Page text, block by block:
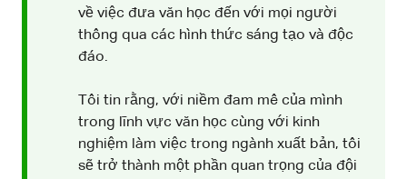
về việc đưa văn học đến với mọi người
thông qua các hình thức sáng tạo và độc
đáo.
Tôi tin rằng, với niềm đam mê của mình
trong lĩnh vực văn học cùng với kinh
nghiệm làm việc trong ngành xuất bản, tôi
sẽ trở thành một phần quan trọng của đội